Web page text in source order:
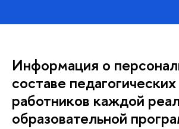
Информация о
составе педагогических
работников каждой
образовательной